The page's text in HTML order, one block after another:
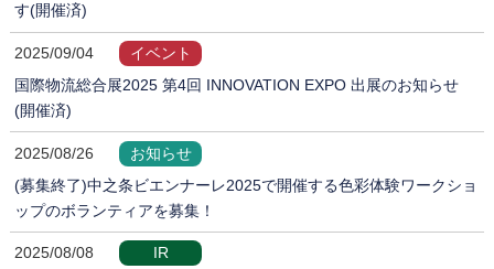
す(開催済)
2025/09/04
イベント
国際物流総合展2025 第4回 INNOVATION EXPO 出展のお知らせ
(開催済)
2025/08/26
お知らせ
(募集終了)中之条ビエンナーレ2025で開催する色彩体験ワークショ
ップのボランティアを募集！
2025/08/08
IR